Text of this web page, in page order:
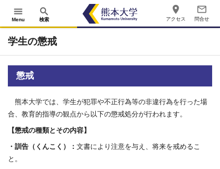
menu
Menu
search
検索
place
アクセス
mail_outline
問合せ
学生の懲戒
懲戒
熊本大学では、学生が犯罪や不正行為等の非違行為を行った場
合、教育的指導の観点から以下の懲戒処分が行われます。
【懲戒の種類とその内容】
・訓告（くんこく）： 文書により注意を与え、将来を戒めるこ
と。